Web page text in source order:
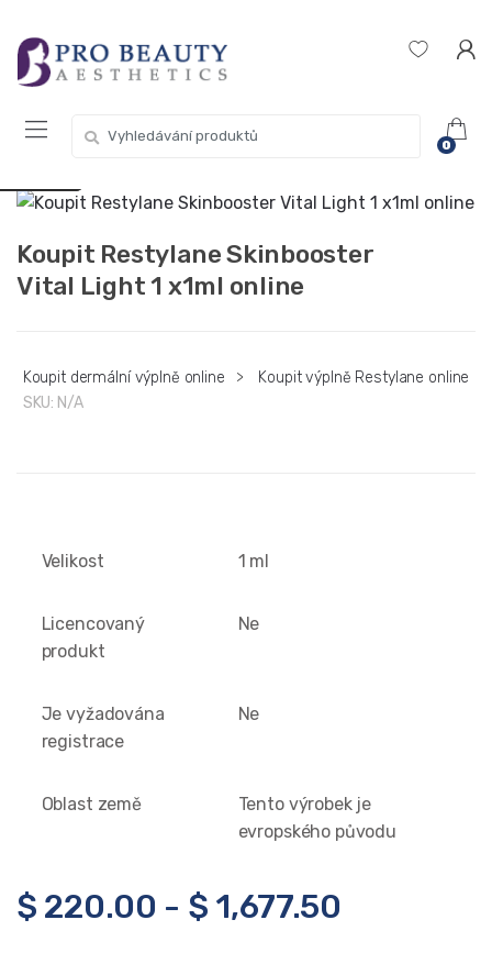
na
navigaci
na
obsah
0
Koupit Restylane Skinbooster
Vital Light 1 x1ml online
Koupit dermální výplně online >
Koupit výplně Restylane online
SKU: N/A
Velikost 1 ml
Licencovaný
produkt
Ne
Je vyžadována
registrace
Ne
Oblast země
Tento výrobek je
evropského původu
$ 220.00 - $ 1,677.50
Coupon Code "WELCOME10"
Got it!
USD $